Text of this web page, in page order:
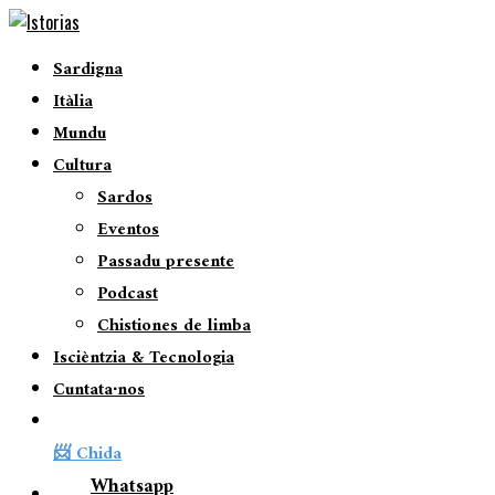
Sardigna
Itàlia
Mundu
Cultura
Sardos
Eventos
Passadu presente
Podcast
Chistiones de limba
Iscièntzia & Tecnologia
Cuntata∙nos
📨 Chida
Whatsapp